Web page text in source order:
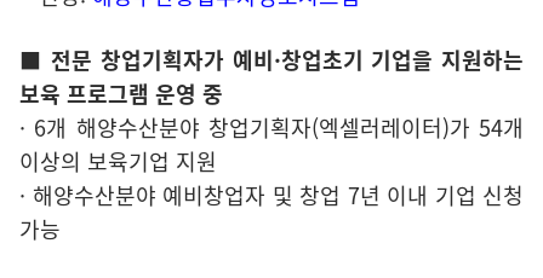
■ 전문 창업기획자가 예비·창업초기 기업을 지원하는
보육 프로그램 운영 중
· 6개 해양수산분야 창업기획자(엑셀러레이터)가 54개
이상의 보육기업 지원
· 해양수산분야 예비창업자 및 창업 7년 이내 기업 신청
가능